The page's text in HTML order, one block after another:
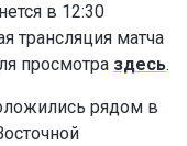
в 12:30
трансляция матча
просмотра здесь.
рядом в